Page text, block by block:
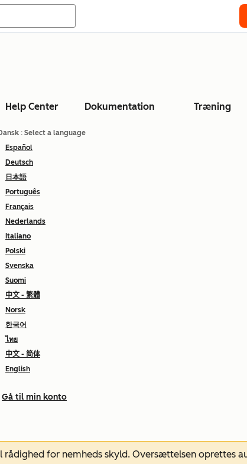
Help Center Dokumentation Træning
: Select a language
Español
Deutsch
日本語
Português
Français
Nederlands
Italiano
Polski
Svenska
Suomi
中文 - 繁體
Norsk
한국어
ไทย
中文 - 简体
English
Gå til min konto
for nemheds skyld. Oversættelsen oprettes